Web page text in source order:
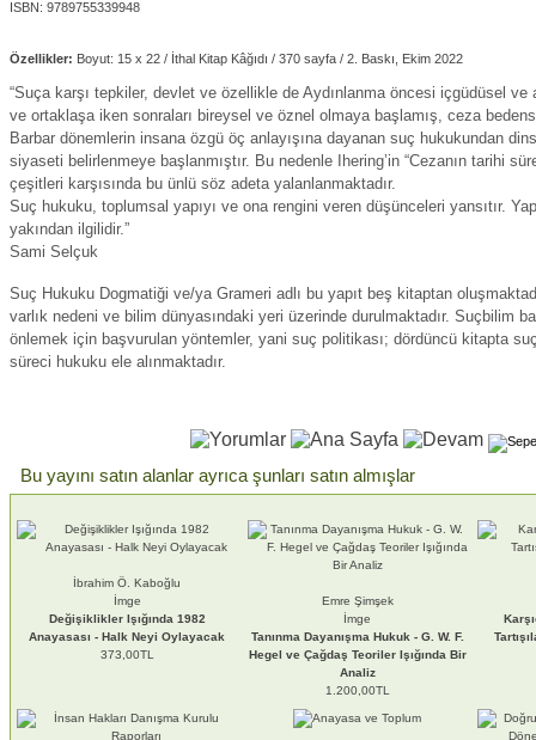
ISBN: 9789755339948
Özellikler: Boyut: 15 x 22 / İthal Kitap Kâğıdı / 370 sayfa / 2. Baskı, Ekim 2022
“Suça karşı tepkiler, devlet ve özellikle de Aydınlanma öncesi içgüdüsel
ve ortaklaşa iken sonraları bireysel ve öznel olmaya başlamış, ceza
Barbar dönemlerin insana özgü öç anlayışına dayanan suç hukukundan
siyaseti belirlenmeye başlanmıştır. Bu nedenle Ihering’in “Cezanın tarihi
çeşitleri karşısında bu ünlü söz adeta yalanlanmaktadır.
Suç hukuku, toplumsal yapıyı ve ona rengini veren düşünceleri yansıtır.
yakından ilgilidir.”
Sami Selçuk
Suç Hukuku Dogmatiği ve/ya Grameri adlı bu yapıt beş kitaptan
varlık nedeni ve bilim dünyasındaki yeri üzerinde durulmaktadır. Suçbilim
önlemek için başvurulan yöntemler, yani suç politikası; dördüncü kitapta
süreci hukuku ele alınmaktadır.
Bu yayını satın alanlar ayrıca şunları satın almışlar
İbrahim Ö. Kaboğlu
İmge
Değişiklikler Işığında 1982
Anayasası - Halk Neyi Oylayacak
373,00TL
Emre Şimşek
İmge
Tanınma Dayanışma Hukuk - G. W. F.
Hegel ve Çağdaş Teoriler Işığında Bir
Analiz
1.200,00TL